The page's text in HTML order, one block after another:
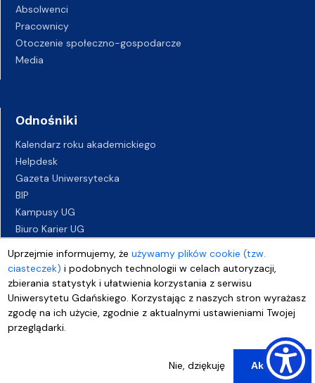
Uprzejmie informujemy, żeużywamy plików cookie (tzw.
ciasteczek) i podobnych technologii w celach autoryzacji,
zbierania statystyk i ułatwienia korzystania z serwisu
Uniwersytetu Gdańskiego. Korzystając z naszych stron wyrażasz
zgodę na ich użycie, zgodnie z aktualnymi ustawieniami Twojej
przeglądarki.
Nie, dziękuję Akceptuj
Absolwenci
Pracownicy
Otoczenie społeczno-gospodarcze
Media
Odnośniki
Kalendarz roku akademickiego
Helpdesk
Gazeta Uniwersytecka
BIP
Kampusy UG
Biuro Karier UG
Deklaracja dostępności